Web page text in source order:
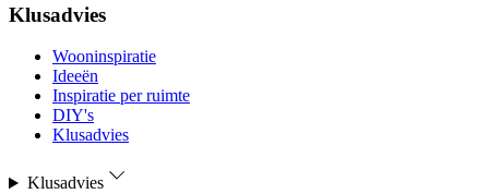
Klusadvies
Wooninspiratie
Ideeën
Inspiratie per ruimte
DIY's
Klusadvies
Klusadvies